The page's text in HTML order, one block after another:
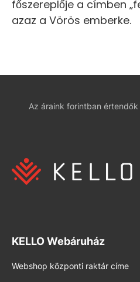
főszereplője a címben
azaz a Vörös emberke.
Az áraink forintban
KELLO Webáruház
Webshop központi raktár címe